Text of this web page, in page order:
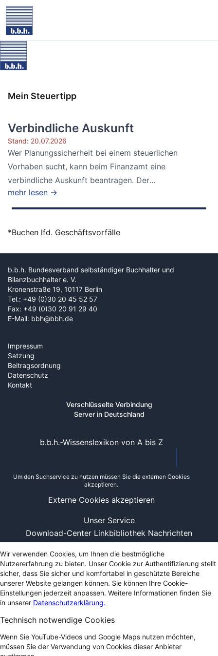
Mein Steuertipp
Verbindliche Auskunft
Stand: 20.07.2026
Wer Planungssicherheit bei einem steuerlichen
Vorhaben sucht, kann beim Finanzamt eine
verbindliche Auskunft beantragen. Der
Bundesfinanzhof...
mehr lesen →
*Buchen lfd. Geschäftsvorfälle
b.b.h. Bundesverband selbständiger Buchhalter und
Bilanzbuchhalter e. V.
Kronenstraße 19, 10117 Berlin
Tel.: +49 (0)30 20 45 52 57
Fax: +49 (0)30 20 91 29 40
E-Mail: bbh@bbh.de
Impressum
Satzung
Beitragsordnung
Datenschutz
Kontakt
Verschlüsselte Verbindung
Server in Deutschland
Unser Service
Download-Center Linkbibliothek Nachrichten
b.b.h.-Wissenslexikon von A bis Z
Um den Suchservice zu nutzen müssen Sie die externen Cookies
akzeptieren.
Externe Cookies akzeptieren
Wir verwenden Cookies, um Ihnen die bestmögliche
Nutzererfahrung zu bieten. Unser Cookie zur Authentifizierung stellt
sicher, dass Sie sicher und komfortabel in geschützte Bereiche
unserer Website gelangen können. Sie können Ihre Cookie-
Einstellungen jederzeit anpassen. Weitere Informationen finden Sie
in unserer Datenschutzerklärung.
Technisch notwendige Cookies
Wenn Sie YouTube-Videos und Google Maps nutzen möchten,
müssen Sie der Verwendung von Cookies dieser Anbieter